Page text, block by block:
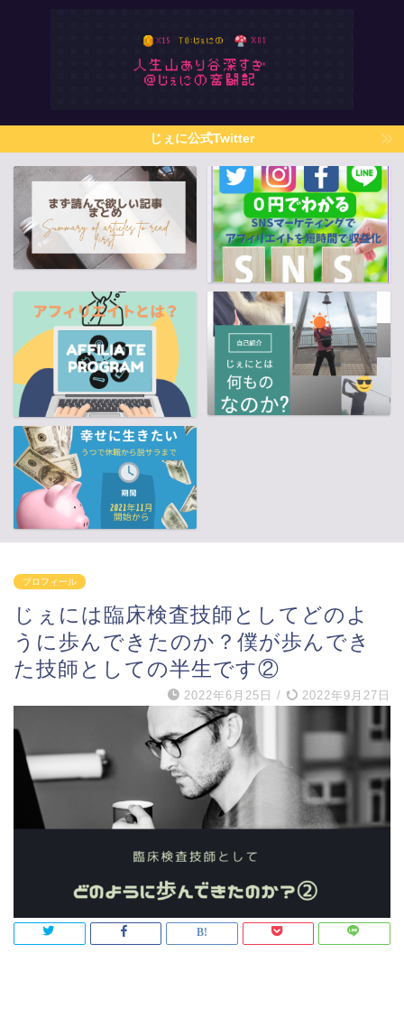
じぇに公式Twitter
プロフィール
じぇには臨床検査技師としてどのよ
うに歩んできたのか？僕が歩んでき
た技師としての半生です②
2022年6月25日 / 2022年9月27日